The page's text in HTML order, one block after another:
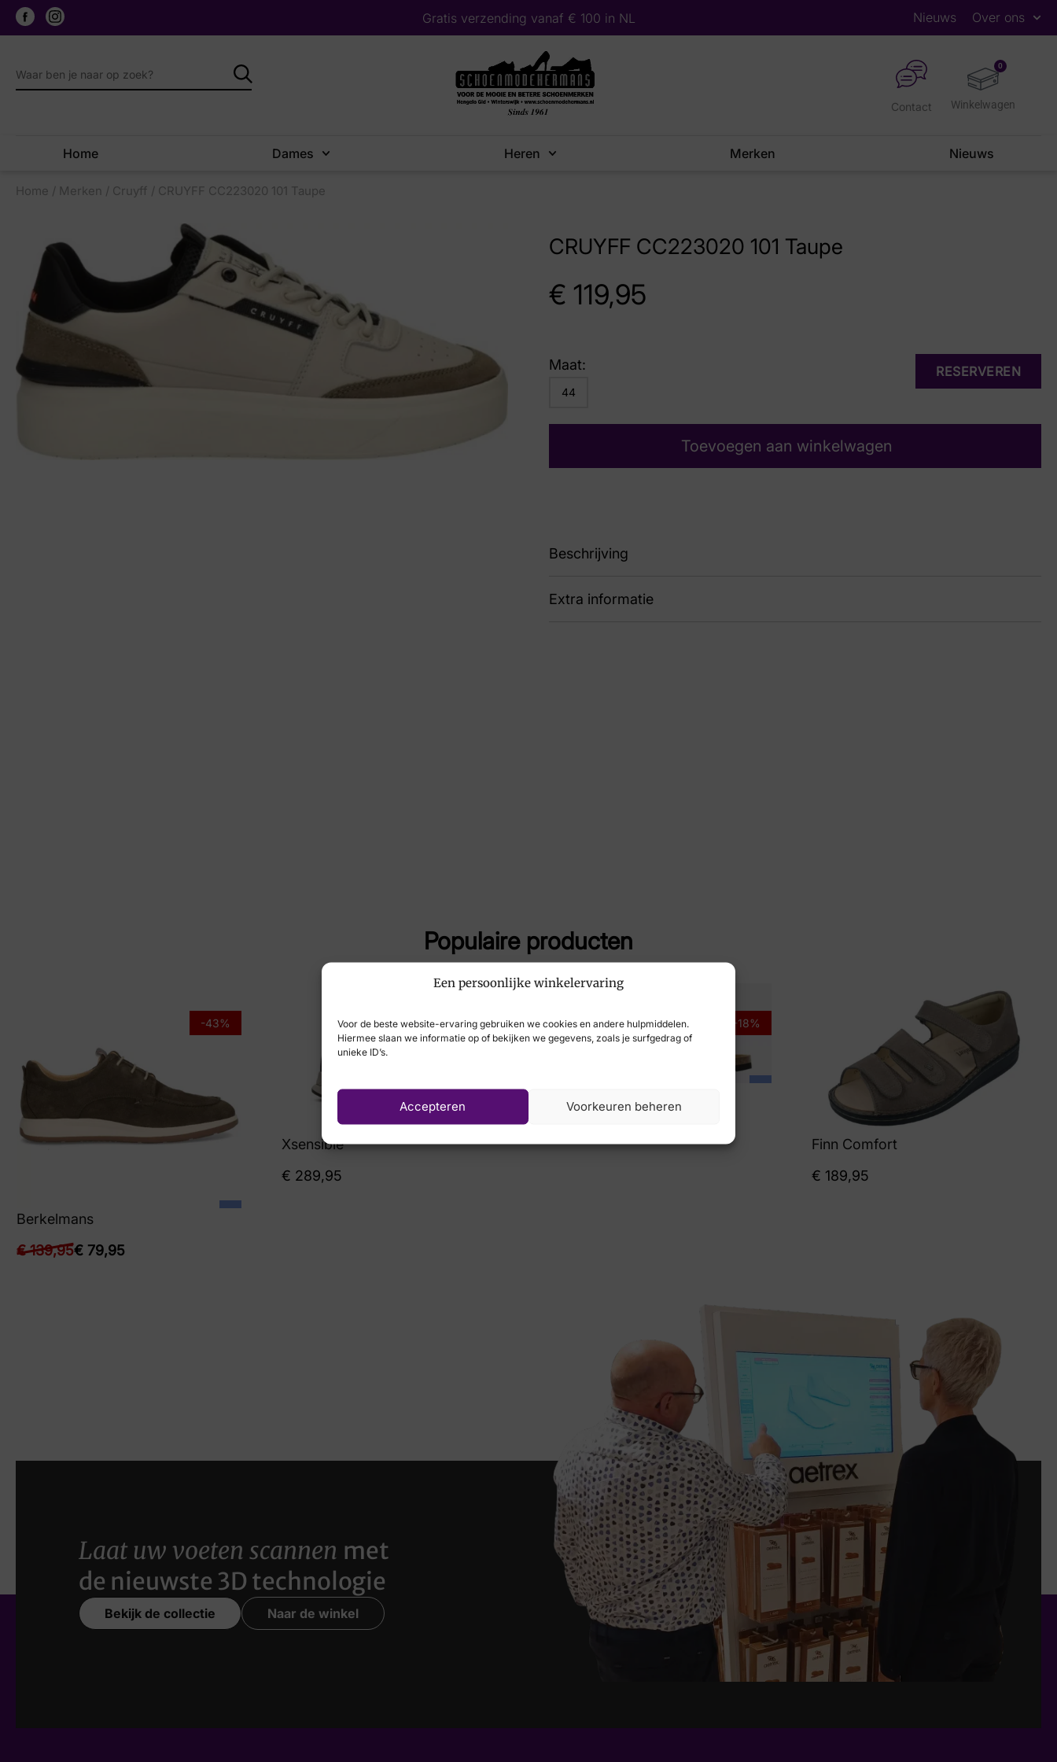
Een persoonlijke winkelervaring
Voor de beste website-ervaring gebruiken we cookies en andere hulpmiddelen.
Hiermee slaan we informatie op of bekijken we gegevens, zoals je surfgedrag of
unieke ID’s.
Accepteren Voorkeuren beheren
Gratis verzending vanaf € 100 in NL Nieuws Over ons
0
Contact
Home Dames Heren Merken Nieuws
Home / Merken / Cruyff / CRUYFF CC223020 101 Taupe
CRUYFF CC223020 101 Taupe
€ 119,95
RESERVEREN
Maat:
44
Toevoegen aan winkelwagen
Beschrijving
88 CC223020 101
Extra informatie
Populaire producten
-43%
Berkelmans
€139,95€ 79,95
Xsensible
€ 289,95
-18%
Finn Comfort
€ 189,95
Laat uw voeten scannen met
de nieuwste 3D technologie
Bekijk de collectie Naar de winkel